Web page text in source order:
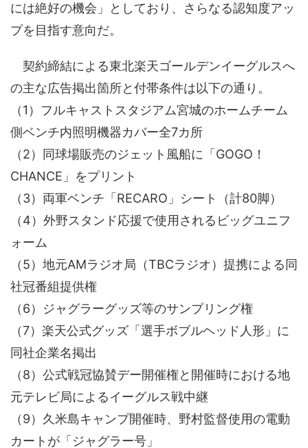
には絶好の機会」としており、さらなる認知度アッ
プを目指す意向だ。
契約締結による東北楽天ゴールデンイーグルスへ
の主な広告掲出箇所と付帯条件は以下の通り。
（1）フルキャストスタジアム宮城のホームチーム
側ベンチ内照明機器カバー全7カ所
（2）同球場販売のジェット風船に「GOGO！
CHANCE」をプリント
（3）両軍ベンチ「RECARO」シート（計80脚）
（4）外野スタンド応援で使用されるビッグユニフ
ォーム
（5）地元AMラジオ局（TBCラジオ）提携による同
社冠番組提供権
（6）ジャグラーグッズ等のサンプリング権
（7）楽天公式グッズ「選手ボブルヘッド人形」に
同社企業名掲出
（8）公式戦冠協賛デー開催権と開催時における地
元テレビ局によるイーグルス戦中継
（9）久米島キャンプ開催時、野村監督使用の電動
カートが「ジャグラー号」